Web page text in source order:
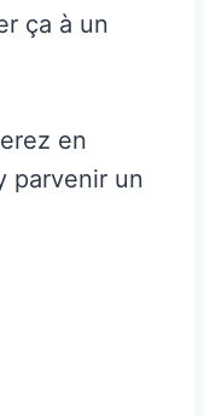
ça à un
en
parvenir un